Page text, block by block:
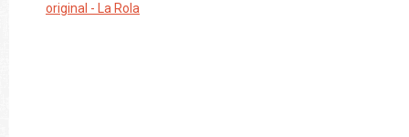
original - La Rola